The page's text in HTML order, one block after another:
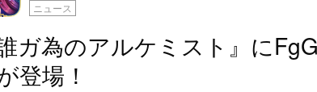
ニュース
誰ガ為のアルケミスト』に
登場！